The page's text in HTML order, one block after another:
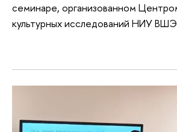
семинаре, организованном
культурных исследований НИУ